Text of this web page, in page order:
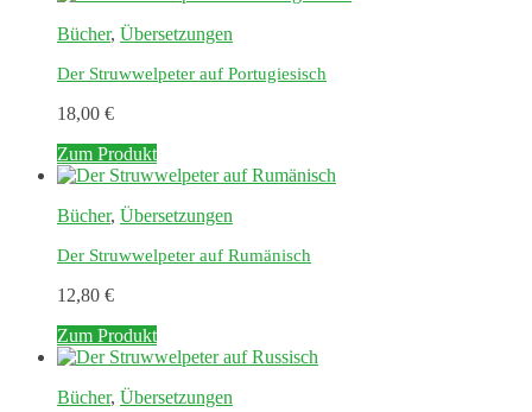
Bücher, Übersetzungen
Der Struwwelpeter auf Portugiesisch
18,00 €
Zum Produkt
Bücher, Übersetzungen
Der Struwwelpeter auf Rumänisch
12,80 €
Zum Produkt
Bücher, Übersetzungen